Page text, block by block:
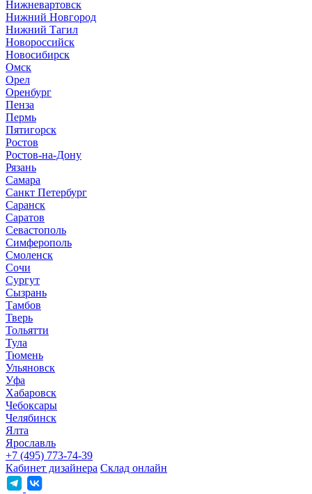
Нижневартовск
Нижний Новгород
Нижний Тагил
Новороссийск
Новосибирск
Омск
Орел
Оренбург
Пенза
Пермь
Пятигорск
Ростов
Ростов-на-Дону
Рязань
Самара
Санкт Петербург
Саранск
Саратов
Севастополь
Симферополь
Смоленск
Сочи
Сургут
Сызрань
Тамбов
Тверь
Тольятти
Тула
Тюмень
Ульяновск
Уфа
Хабаровск
Чебоксары
Челябинск
Ялта
Ярославль
+7 (495) 773-74-39
Кабинет дизайнера Склад онлайн